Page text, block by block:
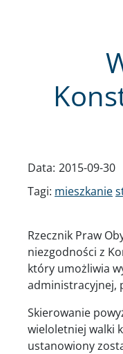
Data: 2015-09-30
Tagi: mieszkanie
Rzecznik Praw
niezgodności z
który umożliwia
administracyjnej,
Skierowanie
wieloletniej walki
ustanowiony